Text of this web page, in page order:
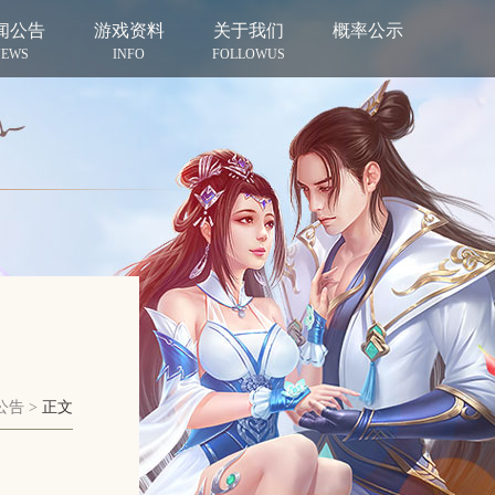
公告 游戏资料
INFO
关于我们
FOLLOWUS
概率公示
告 > 正文